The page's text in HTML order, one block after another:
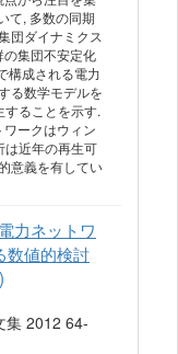
て, 多数の同期
団ダイナミクス
集団不安定化
構成される電力
る数学モデルを
ることを示す.
ークはウィン
は近年の再生可
意義を有してい
力ネットワ
数値的検討
集 2012 64-